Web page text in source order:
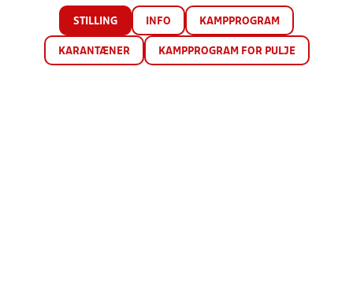
STILLING INFO KAMPPROGRAM
KARANTÆNER KAMPPROGRAM FOR PULJE